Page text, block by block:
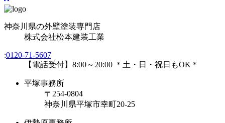
神奈川県の外壁塗装専門店
株式会社松本建装工業
:0120-71-5607
【電話受付】8:00～20:00 ＊土・日・祝日もOK＊
平塚事務所
〒254-0804
神奈川県平塚市幸町20-25